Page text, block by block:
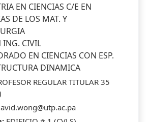
EN CIENCIAS C/E EN
DE LOS MAT. Y
ING. CIVIL
EN CIENCIAS CON ESP.
DINAMICA
REGULAR TITULAR 35